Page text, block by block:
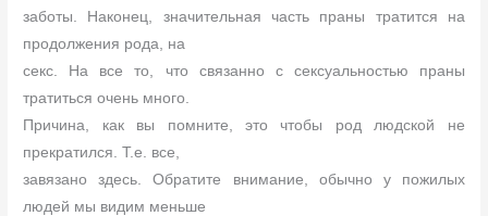
заботы. Наконец, значительная часть праны тратится на
продолжения рода, на
секс. На все то, что связанно с сексуальностью праны
тратиться очень много.
Причина, как вы помните, это чтобы род людской не
прекратился. Т.е. все,
завязано здесь. Обратите внимание, обычно у пожилых
людей мы видим меньше